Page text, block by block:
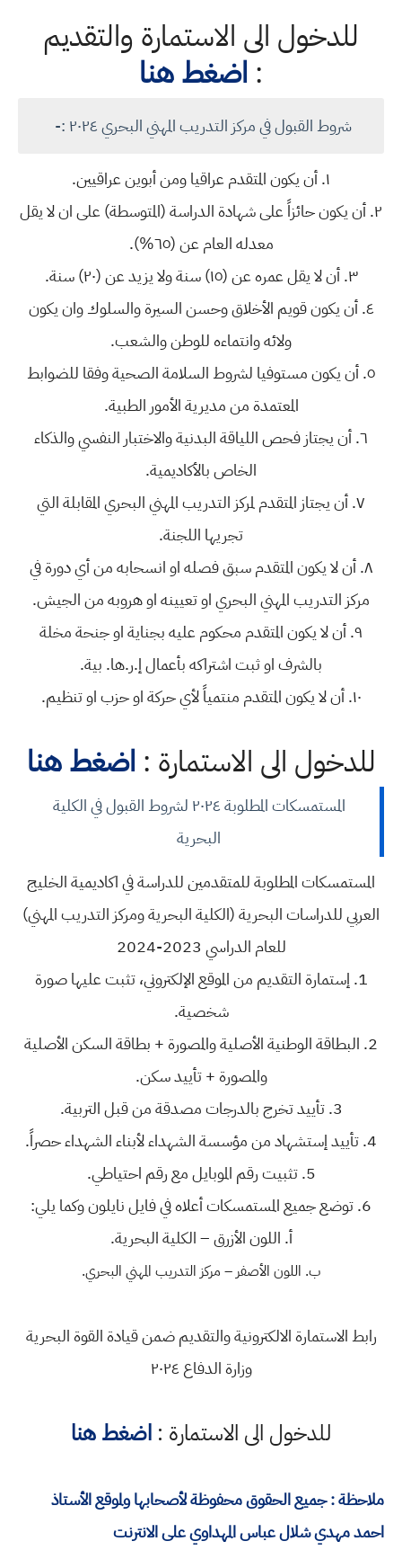
للدخول الى الاستمارة والتقديم
: اضغط هنا
شروط القبول في مركز التدريب المهني البحري ٢٠٢٤ :-
١. أن يكون المتقدم عراقيا ومن أبوين عراقيين.
٢. أن يكون حائزاً على شهادة الدراسة (المتوسطة) على ان لا يقل
معدله العام عن (٦٥%).
٣. أن لا يقل عمره عن (١٥) سنة ولا يزيد عن (٢٠) سنة.
٤. أن يكون قويم الأخلاق وحسن السيرة والسلوك وان يكون
ولائه وانتماءه للوطن والشعب.
٥. أن يكون مستوفيا لشروط السلامة الصحية وفقا للضوابط
المعتمدة من مديرية الأمور الطبية.
٦. أن يجتاز فحص اللياقة البدنية والاختبار النفسي والذكاء
الخاص بالأكاديمية.
٧. أن يجتاز المتقدم لمركز التدريب المهني البحري المقابلة التي
تجريها اللجنة.
٨. أن لا يكون المتقدم سبق فصله او انسحابه من أي دورة في
مركز التدريب المهني البحري او تعيينه او هروبه من الجيش.
٩. أن لا يكون المتقدم محكوم عليه بجناية او جنحة مخلة
بالشرف او ثبت اشتراكه بأعمال إ.ر.ها. بية.
١٠. أن لا يكون المتقدم منتمياً لأي حركة او حزب او تنظيم.
للدخول الى الاستمارة : اضغط هنا
المستمسكات المطلوبة ٢٠٢٤ لشروط القبول في الكلية
البحرية
المستمسكات المطلوبة للمتقدمين للدراسة في اكاديمية الخليج
العربي للدراسات البحرية (الكلية البحرية ومركز التدريب المهني)
للعام الدراسي 2023-2024
1. إستمارة التقديم من الموقع الإلكتروني، تثبت عليها صورة
شخصية.
2. البطاقة الوطنية الأصلية والمصورة + بطاقة السكن الأصلية
والمصورة + تأييد سكن.
3. تأييد تخرج بالدرجات مصدقة من قبل التربية.
4. تأييد إستشهاد من مؤسسة الشهداء لأبناء الشهداء حصراً.
5. تثبيت رقم الموبايل مع رقم احتياطي.
6. توضع جميع المستمسكات أعلاه في فايل نايلون وكما يلي:
أ‌. اللون الأزرق – الكلية البحرية.
ب‌. اللون الأصفر – مركز التدريب المهني البحري.
رابط الاستمارة الالكترونية والتقديم ضمن قيادة القوة البحرية
وزارة الدفاع ٢٠٢٤
للدخول الى الاستمارة : اضغط هنا
ملاحظة : جميع الحقوق محفوظة لأصحابها ولموقع الأستاذ
احمد مهدي شلال عباس المهداوي على الانترنت